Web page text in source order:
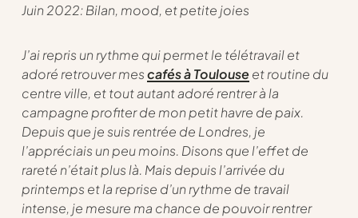
Juin 2022: Bilan, mood, et petite joies
J’ai repris un rythme qui permet le télétravail et
adoré retrouver mescafés à Toulouseet routine du
centre ville, et tout autant adoré rentrer à la
campagne profiter de mon petit havre de paix.
Depuis que je suis rentrée de Londres, je
l’appréciais un peu moins. Disons que l’effet de
rareté n’était plus là. Mais depuis l’arrivée du
printemps et la reprise d’un rythme de travail
intense, je mesure ma chance de pouvoir rentrer